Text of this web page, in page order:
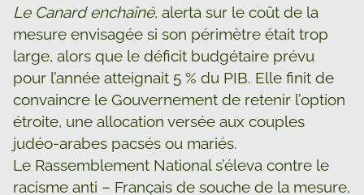
Le Canard enchaîné, alerta sur le coût de la
mesure envisagée si son périmètre était trop
large, alors que le déficit budgétaire prévu
pour l’année atteignait 5 % du PIB. Elle finit de
convaincre le Gouvernement de retenir l’option
étroite, une allocation versée aux couples
judéo-arabes pacsés ou mariés.
Le Rassemblement National s’éleva contre le
racisme anti – Français de souche de la mesure,